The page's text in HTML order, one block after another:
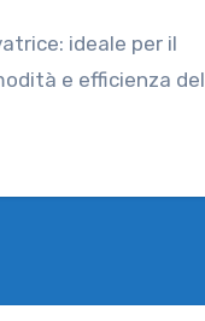
ideale per il
e efficienza del